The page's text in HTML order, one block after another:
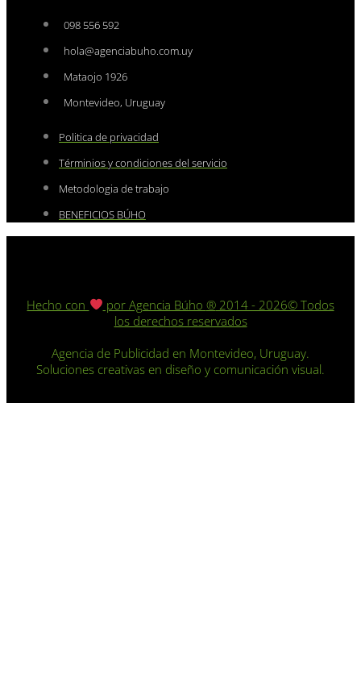
098 556 592
hola@agenciabuho.com.uy
Mataojo 1926
Montevideo, Uruguay
Politica de privacidad
Términios y condiciones del servicio
Metodologia de trabajo
BENEFICIOS BÚHO
Hecho con por Agencia Búho ®️2014 - 2026© Todos
los derechos reservados
Agencia de Publicidad en Montevideo, Uruguay.
Soluciones creativas en diseño y comunicación visual.